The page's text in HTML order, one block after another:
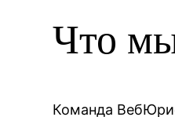
Что
Команда